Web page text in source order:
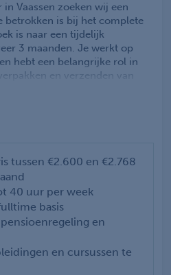
Vaassen zoeken wij een
betrokken is bij het complete
is naar een tijdelijk
3 maanden. Je werkt op
hebt een belangrijke rol in
en verzenden van
je zowel in het magazijn
verwerkt logistieke gegevens
denk je actief mee over
processen en krijg je
te nemen. Je werkt nauw
en productie binnen de
tussen €2.600 en €2.768
40 uur per week
basis
en
en cursussen te